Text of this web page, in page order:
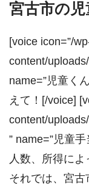
宮古市の
[voice icon=”/
content/
name=”児童く
えて！[/voice]
content/
” name=”児童
人数、所得に
それでは、宮古